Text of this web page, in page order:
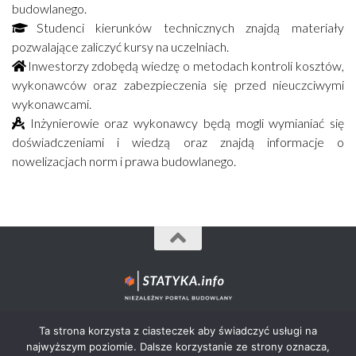
budowlanego.
Studenci kierunków technicznych znajdą materiały
pozwalające zaliczyć kursy na uczelniach.
Inwestorzy zdobędą wiedzę o metodach kontroli kosztów,
wykonawców oraz zabezpieczenia się przed nieuczciwymi
wykonawcami.
Inżynierowie oraz wykonawcy będą mogli wymianiać się
doświadczeniami i wiedzą oraz znajdą informacje o
nowelizacjach norm i prawa budowlanego.
Statyka.info© 2012-2026 - wszystkie prawa zastrzeżone.
Ta strona korzysta z ciasteczek aby świadczyć usługi na
najwyższym poziomie. Dalsze korzystanie ze strony oznacza,